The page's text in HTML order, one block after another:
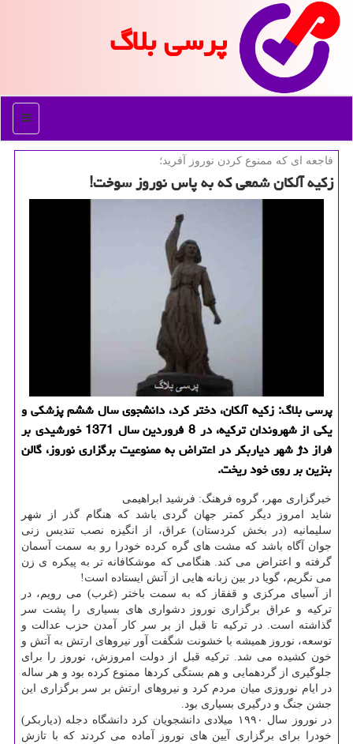
پرسی بلاگ
منو
فاجعه ای كه ممنوع كردن نوروز آفرید؛
زكیه آلكان شمعی كه به پاس نوروز سوخت!
پرسی بلاگ: زكیه آلكان، دختر كرد، دانشجوی سال ششم پزشكی و
یكی از شهروندان تركیه، در 8 فروردین سال 1371 خورشیدی بر
فراز دژ شهر دیاربكر در اعتراض به ممنوعیت برگزاری نوروز، گالن
بنزین بر روی خود ریخت.
خبرگزاری مهر، گروه فرهنگ: فرشید ابراهیمی
شاید امروز دیگر كمتر جهان گردی باشد كه هنگام گذر از شهر
سلیمانیه (در بخش كردستان) عراق، از انگیزه نصب تندیس زنی
جوان آگاه باشد كه مشت های گره كرده خودرا رو به سمت آسمان
گرفته و اعتراض می كند. هنگامی كه موشكافانه تر به پیكره ی زن
می نگریم، گویا در بین زبانه هایی از آتش ایستاده است!
از آسیای مركزی و قفقاز كه به سمت باختر (غرب) می رویم، در
تركیه و عراق برگزاری نوروز دشواری های بسیاری را پشت سر
گذاشته است. در تركیه تا قبل از بر سر كار آمدن حزب عدالت و
توسعه، نوروز همیشه با خشونت شگفت آور نیروهای ارتش به آتش و
خون كشیده می شد. تركیه قبل از دولت امروزش، نوروز را برای
جلوگیری از گردهمایی و هم بستگی كردها ممنوع كرده بود و هر ساله
در ایام نوروزی میان مردم كرد و نیروهای ارتش بر سر برگزاری این
جشن جنگ و درگیری بسیاری بود.
در نوروز سال ۱۹۹۰ میلادی دانشجویان كرد دانشگاه دجله (دیاربكر)
خودرا برای برگزاری آیین های نوروز آماده می كردند كه با تازش